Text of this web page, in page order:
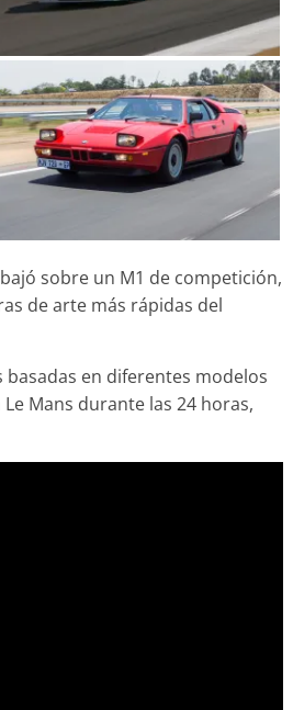
sobre un M1 de competición,
de arte más rápidas del
basadas en diferentes modelos
Mans durante las 24 horas,
50 años del Mercedes-
ESF 13: un experimento
seguridad
31 de mayo de 2022 mospotter84